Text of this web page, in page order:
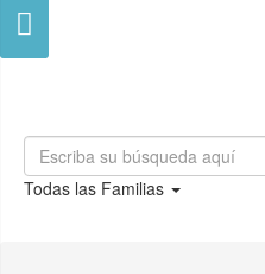

Todas las Familias